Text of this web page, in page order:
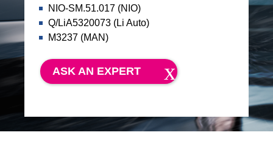
NIO-SM.51.017 (NIO)
Q/LiA5320073 (Li Auto)
M3237 (MAN)
ASK AN EXPERT